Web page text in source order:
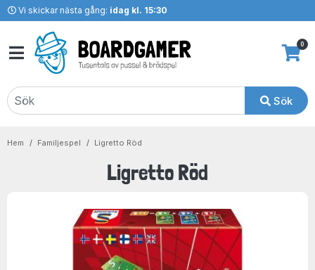
Vi skickar nästa gång: idag kl. 15:30
Sök
0
Hem Familjespel Ligretto Röd
Ligretto Röd